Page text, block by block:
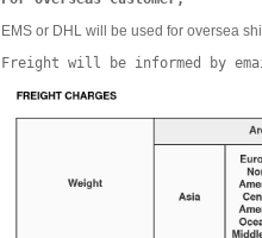
EMS or DHL will be used for oversea
Freight will be informed by